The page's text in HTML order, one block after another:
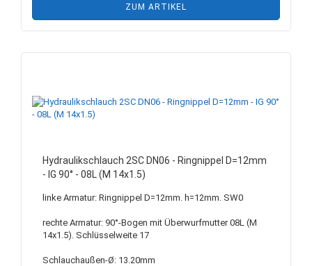
ZUM ARTIKEL
Hydraulikschlauch 2SC DN06 - Ringnippel D=12mm
- IG 90° - 08L (M 14x1.5)
linke Armatur: Ringnippel D=12mm. h=12mm. SW0
rechte Armatur: 90°-Bogen mit Überwurfmutter 08L (M
14x1.5). Schlüsselweite 17
Schlauchaußen-Ø: 13.20mm